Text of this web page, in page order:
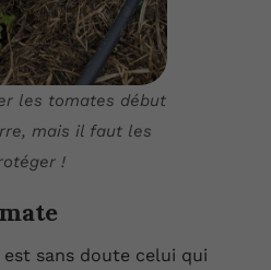
les tomates début
mais il faut les
!
sans doute celui qui